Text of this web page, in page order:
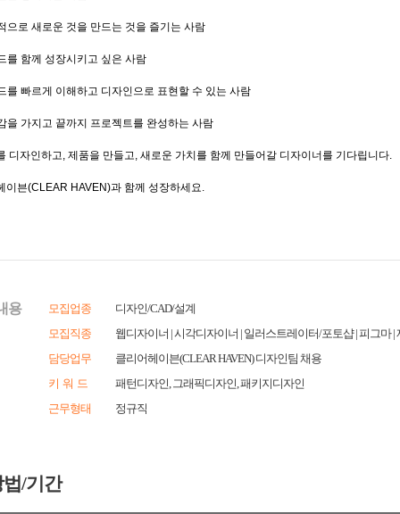
용 모집업종
디자인/CAD/설계
모집직종
웹디자이너 | 시각디자이너 | 일러스트레이터/포토샵 | 피그마 |
담당업무
클리어헤이븐(CLEAR HAVEN) 디자인팀 채용
키 워 드
패턴디자인, 그래픽디자인, 패키지디자인
근무형태
정규직
/기간